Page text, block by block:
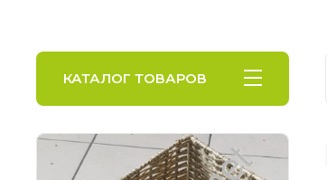
КАТАЛОГ ТОВАРОВ